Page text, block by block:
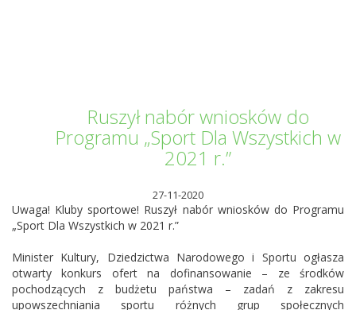
Ruszył nabór wniosków do
Programu „Sport Dla Wszystkich w
2021 r.”
27-11-2020
Uwaga! Kluby sportowe! Ruszył nabór wniosków do Programu
„Sport Dla Wszystkich w 2021 r.”
Minister Kultury, Dziedzictwa Narodowego i Sportu ogłasza
otwarty konkurs ofert na dofinansowanie – ze środków
pochodzących z budżetu państwa – zadań z zakresu
upowszechniania sportu różnych grup społecznych